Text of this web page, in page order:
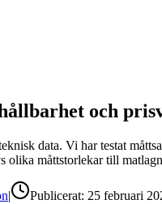
och
data. Vi har testat
olika måttstorlekar till
| Publicerat: 25 februari